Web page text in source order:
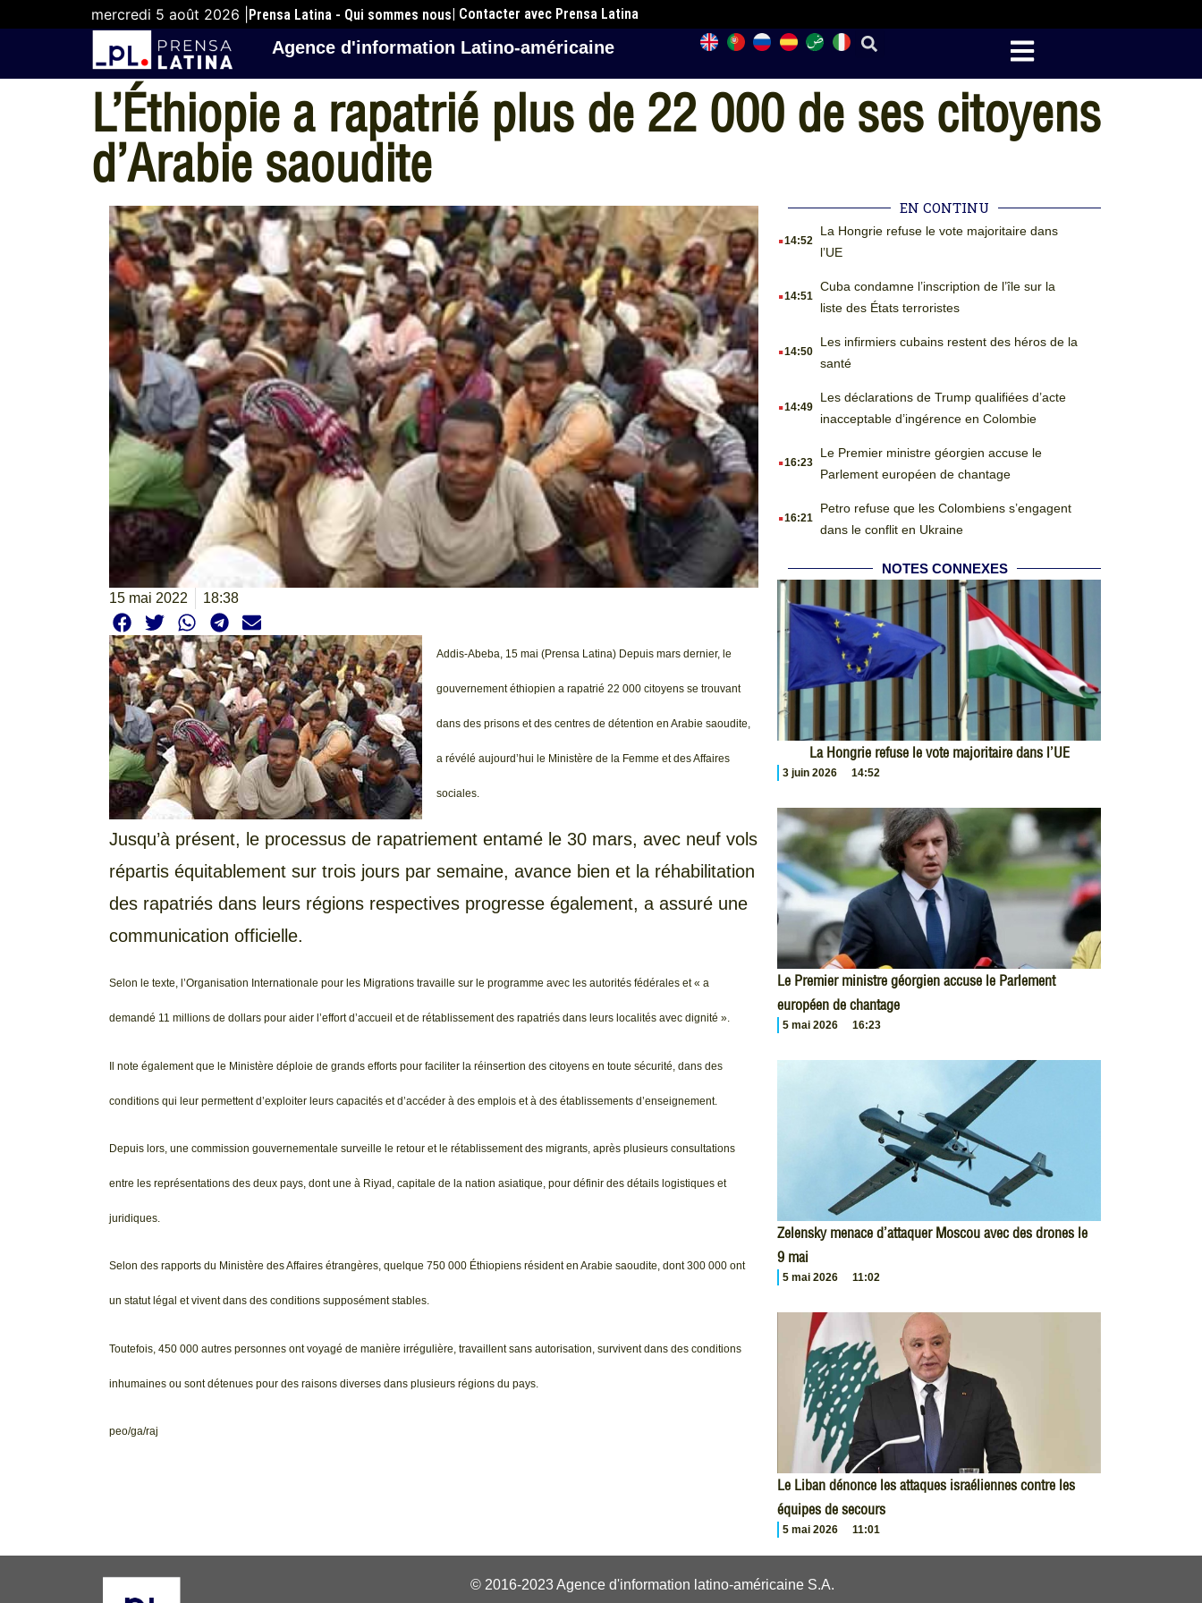
mercredi 5 août 2026 | Prensa Latina - Qui sommes nous| Contacter avec Prensa Latina
Agence d'information Latino-américaine
L’Éthiopie a rapatrié plus de 22 000 de ses citoyens
d’Arabie saoudite
15 mai 2022 18:38
Addis-Abeba, 15 mai (Prensa Latina) Depuis mars dernier, le
gouvernement éthiopien a rapatrié 22 000 citoyens se trouvant
dans des prisons et des centres de détention en Arabie saoudite,
a révélé aujourd’hui le Ministère de la Femme et des Affaires
sociales.
Jusqu’à présent, le processus de rapatriement entamé le 30 mars, avec neuf vols
répartis équitablement sur trois jours par semaine, avance bien et la réhabilitation
des rapatriés dans leurs régions respectives progresse également, a assuré une
communication officielle.
Selon le texte, l’Organisation Internationale pour les Migrations travaille sur le programme avec les autorités fédérales et « a
demandé 11 millions de dollars pour aider l’effort d’accueil et de rétablissement des rapatriés dans leurs localités avec dignité ».
Il note également que le Ministère déploie de grands efforts pour faciliter la réinsertion des citoyens en toute sécurité, dans des
conditions qui leur permettent d’exploiter leurs capacités et d’accéder à des emplois et à des établissements d’enseignement.
Depuis lors, une commission gouvernementale surveille le retour et le rétablissement des migrants, après plusieurs consultations
entre les représentations des deux pays, dont une à Riyad, capitale de la nation asiatique, pour définir des détails logistiques et
juridiques.
Selon des rapports du Ministère des Affaires étrangères, quelque 750 000 Éthiopiens résident en Arabie saoudite, dont 300 000 ont
un statut légal et vivent dans des conditions supposément stables.
Toutefois, 450 000 autres personnes ont voyagé de manière irrégulière, travaillent sans autorisation, survivent dans des conditions
inhumaines ou sont détenues pour des raisons diverses dans plusieurs régions du pays.
peo/ga/raj
EN CONTINU
.14:52
La Hongrie refuse le vote majoritaire dans
l’UE
.14:51
Cuba condamne l’inscription de l’île sur la
liste des États terroristes
.14:50
Les infirmiers cubains restent des héros de la
santé
.14:49
Les déclarations de Trump qualifiées d’acte
inacceptable d’ingérence en Colombie
.16:23
Le Premier ministre géorgien accuse le
Parlement européen de chantage
.16:21
Petro refuse que les Colombiens s’engagent
dans le conflit en Ukraine
NOTES CONNEXES
La Hongrie refuse le vote majoritaire dans l’UE
3 juin 2026 14:52
Le Premier ministre géorgien accuse le Parlement
européen de chantage
5 mai 2026 16:23
Zelensky menace d’attaquer Moscou avec des drones le
9 mai
5 mai 2026 11:02
Le Liban dénonce les attaques israéliennes contre les
équipes de secours
5 mai 2026 11:01
© 2016-2023 Agence d'information latino-américaine S.A.